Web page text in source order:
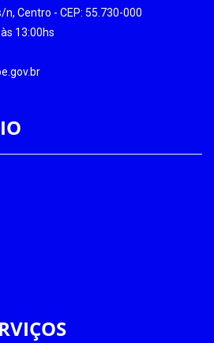
Centro - CEP: 55.730-000
13:00hs